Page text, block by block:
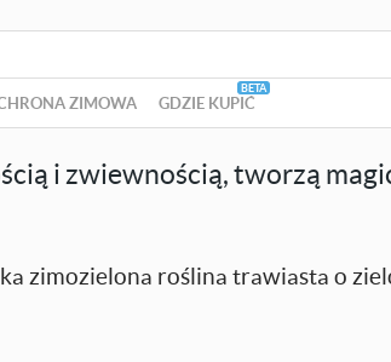
ZIMOWA GDZIE KUPIĆ
i zwiewnością, tworzą
zimozielona roślina trawiasta o